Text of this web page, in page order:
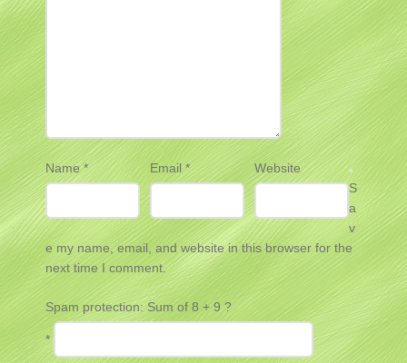
Name* Email*
Website
S
a
v
e my name, email, and website in this browser for the
next time I comment.
Spam protection: Sum of 8 + 9 ?
*